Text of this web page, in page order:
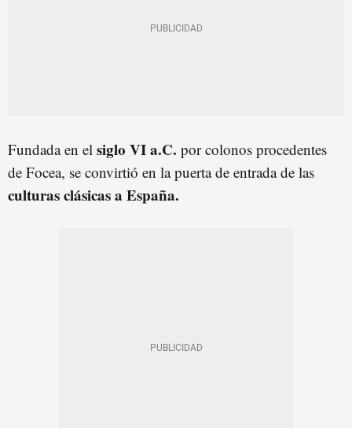
Fundada en el siglo VI a.C. por colonos procedentes
de Focea, se convirtió en la puerta de entrada de las
culturas clásicas a España.